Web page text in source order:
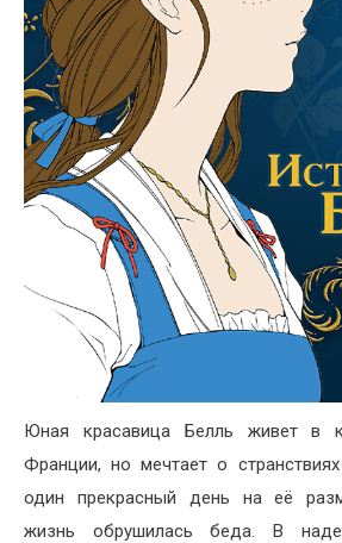
Юная красавица Белль живет в
Франции, но мечтает о
один прекрасный день на её
жизнь обрушилась беда. В